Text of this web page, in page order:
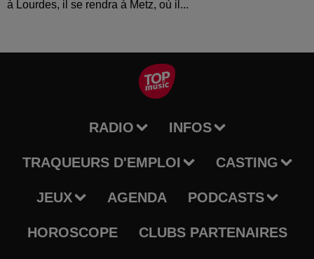
à Lourdes, il se rendra à Metz, où il...
RADIO INFOS
TRAQUEURS D'EMPLOI CASTING
JEUX AGENDA PODCASTS
HOROSCOPE CLUBS PARTENAIRES